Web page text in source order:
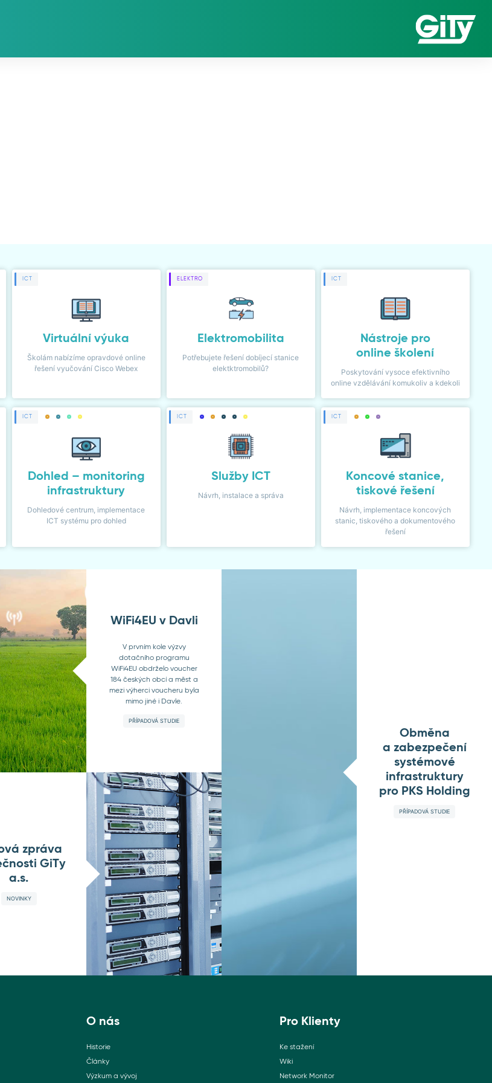
ICT
Virtuální výuka
Školám nabízíme opravdové online
řešení vyučování Cisco Webex
ELEKTRO
Elektromobilita
Potřebujete řešení dobíjecí stanice
elektktromobilů?
ICT
Nástroje pro
online školení
Poskytování vysoce efektivního
online vzdělávání komukoliv a kdekoli
ICT
Dohled – monitoring
infrastruktury
Dohledové centrum, implementace
ICT systému pro dohled
ICT
Služby ICT
Návrh, instalace a správa
ICT
Koncové stanice,
tiskové řešení
Návrh, implementace koncových
stanic, tiskového a dokumentového
řešení
WiFi4EU v Davli
V prvním kole výzvy
dotačního programu
WiFi4EU obdrželo voucher
184 českých obcí a měst a
mezi výherci voucheru byla
mimo jiné i Davle.
PŘÍPADOVÁ STUDIE
zpráva
GiTy
a.s.
NOVINKY
Obměna
a zabezpečení
systémové
infrastruktury
pro PKS Holding
PŘÍPADOVÁ STUDIE
O nás
Historie
Články
Výzkum a vývoj
Pro Klienty
Ke stažení
Wiki
Network Monitor